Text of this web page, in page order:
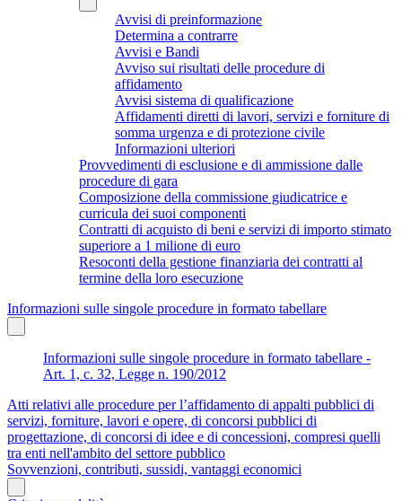
Avvisi di preinformazione
Determina a contrarre
Avvisi e Bandi
Avviso sui risultati delle procedure di
affidamento
Avvisi sistema di qualificazione
Affidamenti diretti di lavori, servizi e forniture di
somma urgenza e di protezione civile
Informazioni ulteriori
Provvedimenti di esclusione e di ammissione dalle
procedure di gara
Composizione della commissione giudicatrice e
curricula dei suoi componenti
Contratti di acquisto di beni e servizi di importo stimato
superiore a 1 milione di euro
Resoconti della gestione finanziaria dei contratti al
termine della loro esecuzione
Informazioni sulle singole procedure in formato tabellare
Informazioni sulle singole procedure in formato tabellare -
Art. 1, c. 32, Legge n. 190/2012
Atti relativi alle procedure per l’affidamento di appalti pubblici di
servizi, forniture, lavori e opere, di concorsi pubblici di
progettazione, di concorsi di idee e di concessioni, compresi quelli
tra enti nell'ambito del settore pubblico
Sovvenzioni, contributi, sussidi, vantaggi economici